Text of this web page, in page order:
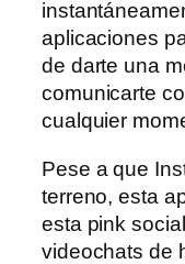
aplicaciones
de darte una
comunicarte
cualquier
Pese a que
terreno, esta
esta pink
videochats de